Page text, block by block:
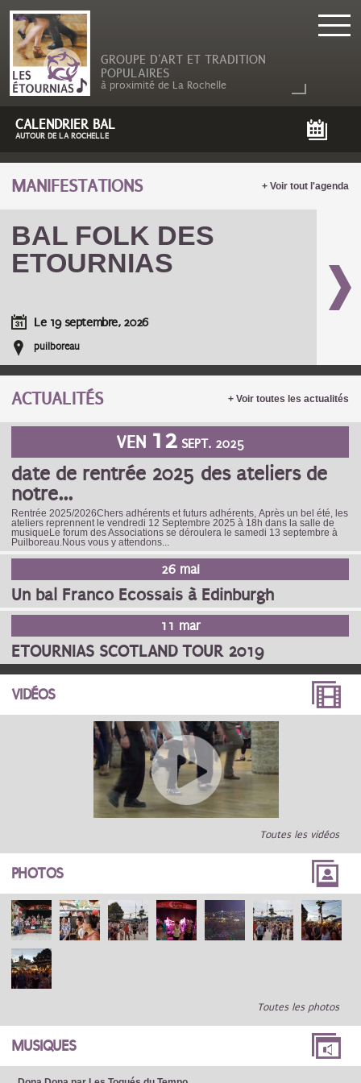
GROUPE D'ART ET TRADITION
POPULAIRES
à proximité de La Rochelle
CALENDRIER BAL
AUTOUR DE LA ROCHELLE
MANIFESTATIONS + Voir tout l'agenda
BAL FOLK DES
ETOURNIAS
Le 19 septembre, 2026
puilboreau
ACTUALITÉS + Voir toutes les actualités
VEN 12 SEPT. 2025
date de rentrée 2025 des ateliers de
notre...
Rentrée 2025/2026Chers adhérents et futurs adhérents, Après un bel été, les
ateliers reprennent le vendredi 12 Septembre 2025 à 18h dans la salle de
musiqueLe forum des Associations se déroulera le samedi 13 septembre à
Puilboreau.Nous vous y attendons...
26 mai
Un bal Franco Ecossais à Edinburgh
11 mar
ETOURNIAS SCOTLAND TOUR 2019
PAGES
VIDÉOS
Toutes les vidéos
PHOTOS
Toutes les photos
MUSIQUES